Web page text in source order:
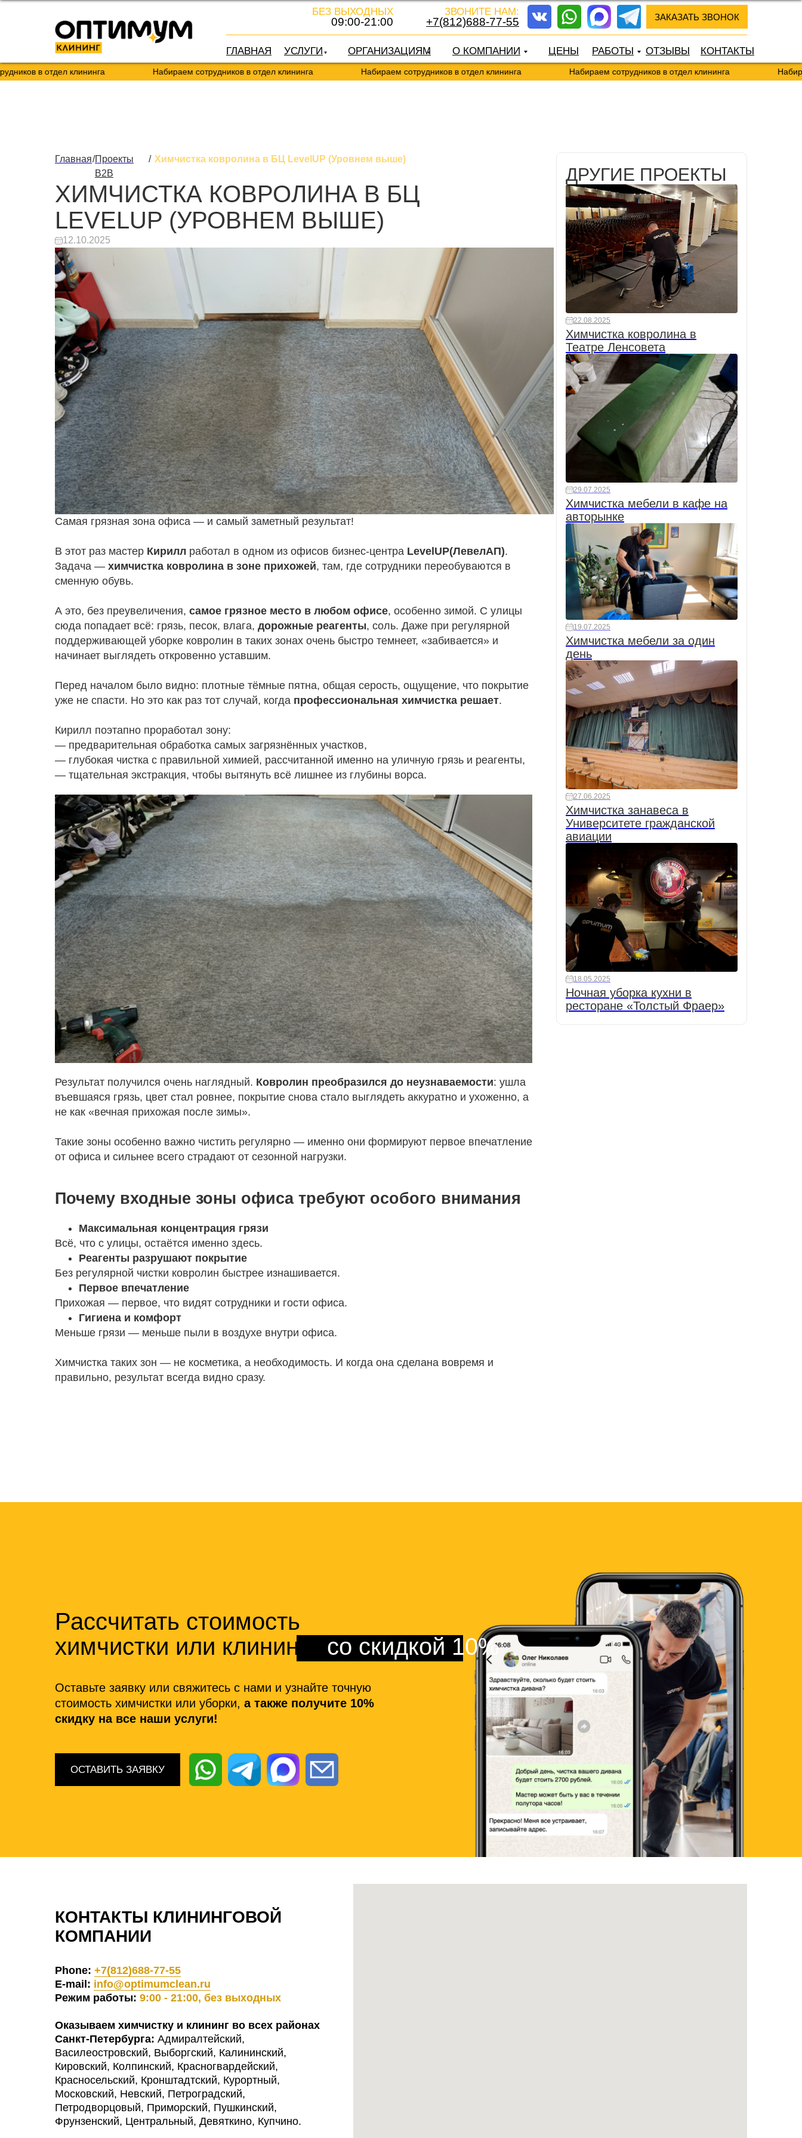
УСЛУГИ
ЗАКАЗАТЬ ЗВОНОК
ГЛАВНАЯ ОРГАНИЗАЦИЯМ ЦЕНЫ РАБОТЫ КОНТАКТЫ
О КОМПАНИИ ОТЗЫВЫ
ЗВОНИТЕ НАМ:
+7(812)688-77-55
БЕЗ ВЫХОДНЫХ
09:00-21:00
в отдел клининга Набираем сотрудников в отдел клининга Набираем сотрудников в отдел клининга Набираем сотрудников в отдел клининга Набираем
Главная/Проекты
B2B
/ Химчистка ковролина в БЦ LevelUP (Уровнем выше)
ХИМЧИСТКА КОВРОЛИНА В БЦ
LEVELUP (УРОВНЕМ ВЫШЕ)
12.10.2025
Cамая грязная зона офиса — и самый заметный результат!
В этот раз мастер Кирилл работал в одном из офисов бизнес-центра LevelUP(ЛевелАП).
Задача — химчистка ковролина в зоне прихожей, там, где сотрудники переобуваются в
сменную обувь.
А это, без преувеличения, самое грязное место в любом офисе, особенно зимой. С улицы
сюда попадает всё: грязь, песок, влага, дорожные реагенты, соль. Даже при регулярной
поддерживающей уборке ковролин в таких зонах очень быстро темнеет, «забивается» и
начинает выглядеть откровенно уставшим.
Перед началом было видно: плотные тёмные пятна, общая серость, ощущение, что покрытие
уже не спасти. Но это как раз тот случай, когда профессиональная химчистка решает.
Кирилл поэтапно проработал зону:
— предварительная обработка самых загрязнённых участков,
— глубокая чистка с правильной химией, рассчитанной именно на уличную грязь и реагенты,
— тщательная экстракция, чтобы вытянуть всё лишнее из глубины ворса.
Результат получился очень наглядный. Ковролин преобразился до неузнаваемости: ушла
въевшаяся грязь, цвет стал ровнее, покрытие снова стало выглядеть аккуратно и ухоженно, а
не как «вечная прихожая после зимы».
Такие зоны особенно важно чистить регулярно — именно они формируют первое впечатление
от офиса и сильнее всего страдают от сезонной нагрузки.
Почему входные зоны офиса требуют особого внимания
Максимальная концентрация грязи
Всё, что с улицы, остаётся именно здесь.
Реагенты разрушают покрытие
Без регулярной чистки ковролин быстрее изнашивается.
Первое впечатление
Прихожая — первое, что видят сотрудники и гости офиса.
Гигиена и комфорт
Меньше грязи — меньше пыли в воздухе внутри офиса.
Химчистка таких зон — не косметика, а необходимость. И когда она сделана вовремя и
правильно, результат всегда видно сразу.
ДРУГИЕ ПРОЕКТЫ
22.08.2025
Химчистка ковролина в
Театре Ленсовета
29.07.2025
Химчистка мебели в кафе на
авторынке
19.07.2025
Химчистка мебели за один
день
27.06.2025
Химчистка занавеса в
Университете гражданской
авиации
18.05.2025
Ночная уборка кухни в
ресторане «Толстый Фраер»
Оставьте заявку или свяжитесь с нами и узнайте точную
стоимость химчистки или уборки, а также получите 10%
скидку на все наши услуги!
Рассчитать стоимость
химчистки или клининга со скидкой 10%
ОСТАВИТЬ ЗАЯВКУ
КОНТАКТЫ КЛИНИНГОВОЙ
КОМПАНИИ
Phone: +7(812)688-77-55
E-mail: info@optimumclean.ru
Режим работы: 9:00 - 21:00, без выходных
Оказываем химчистку и клининг во всех районах
Санкт-Петербурга: Адмиралтейский,
Василеостровский, Выборгский, Калининский,
Кировский, Колпинский, Красногвардейский,
Красносельский, Кронштадтский, Курортный,
Московский, Невский, Петроградский,
Петродворцовый, Приморский, Пушкинский,
Фрунзенский, Центральный, Девяткино, Купчино.